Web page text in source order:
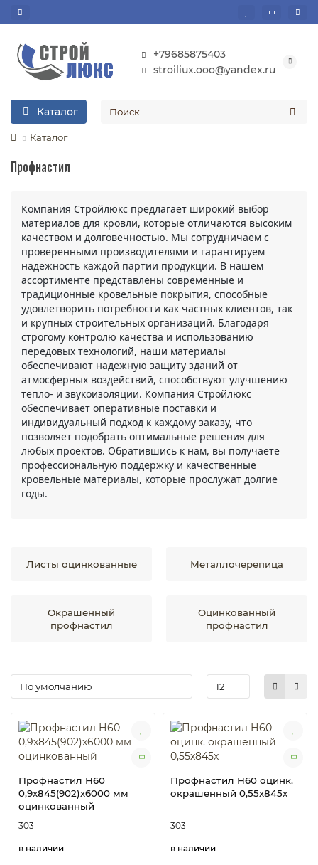
+79685875403
stroiliux.ooo@yandex.ru
Каталог
Каталог
Профнастил
Компания Стройлюкс предлагает широкий выбор
материалов для кровли, которые отличаются высоким
качеством и долговечностью. Мы сотрудничаем с
проверенными производителями и гарантируем
надежность каждой партии продукции. В нашем
ассортименте представлены современные и
традиционные кровельные покрытия, способные
удовлетворить потребности как частных клиентов, так
и крупных строительных организаций. Благодаря
строгому контролю качества и использованию
передовых технологий, наши материалы
обеспечивают надежную защиту зданий от
атмосферных воздействий, способствуют улучшению
тепло- и звукоизоляции. Компания Стройлюкс
обеспечивает оперативные поставки и
индивидуальный подход к каждому заказу, что
позволяет подобрать оптимальные решения для
любых проектов. Обратившись к нам, вы получаете
профессиональную поддержку и качественные
кровельные материалы, которые прослужат долгие
годы.
Листы оцинкованные Металлочерепица
Окрашенный
профнастил
Оцинкованный
профнастил
Профнастил Н60
0,9х845(902)х6000 мм
оцинкованный
303
в наличии
Профнастил Н60 оцинк.
окрашенный 0,55х845х
303
в наличии